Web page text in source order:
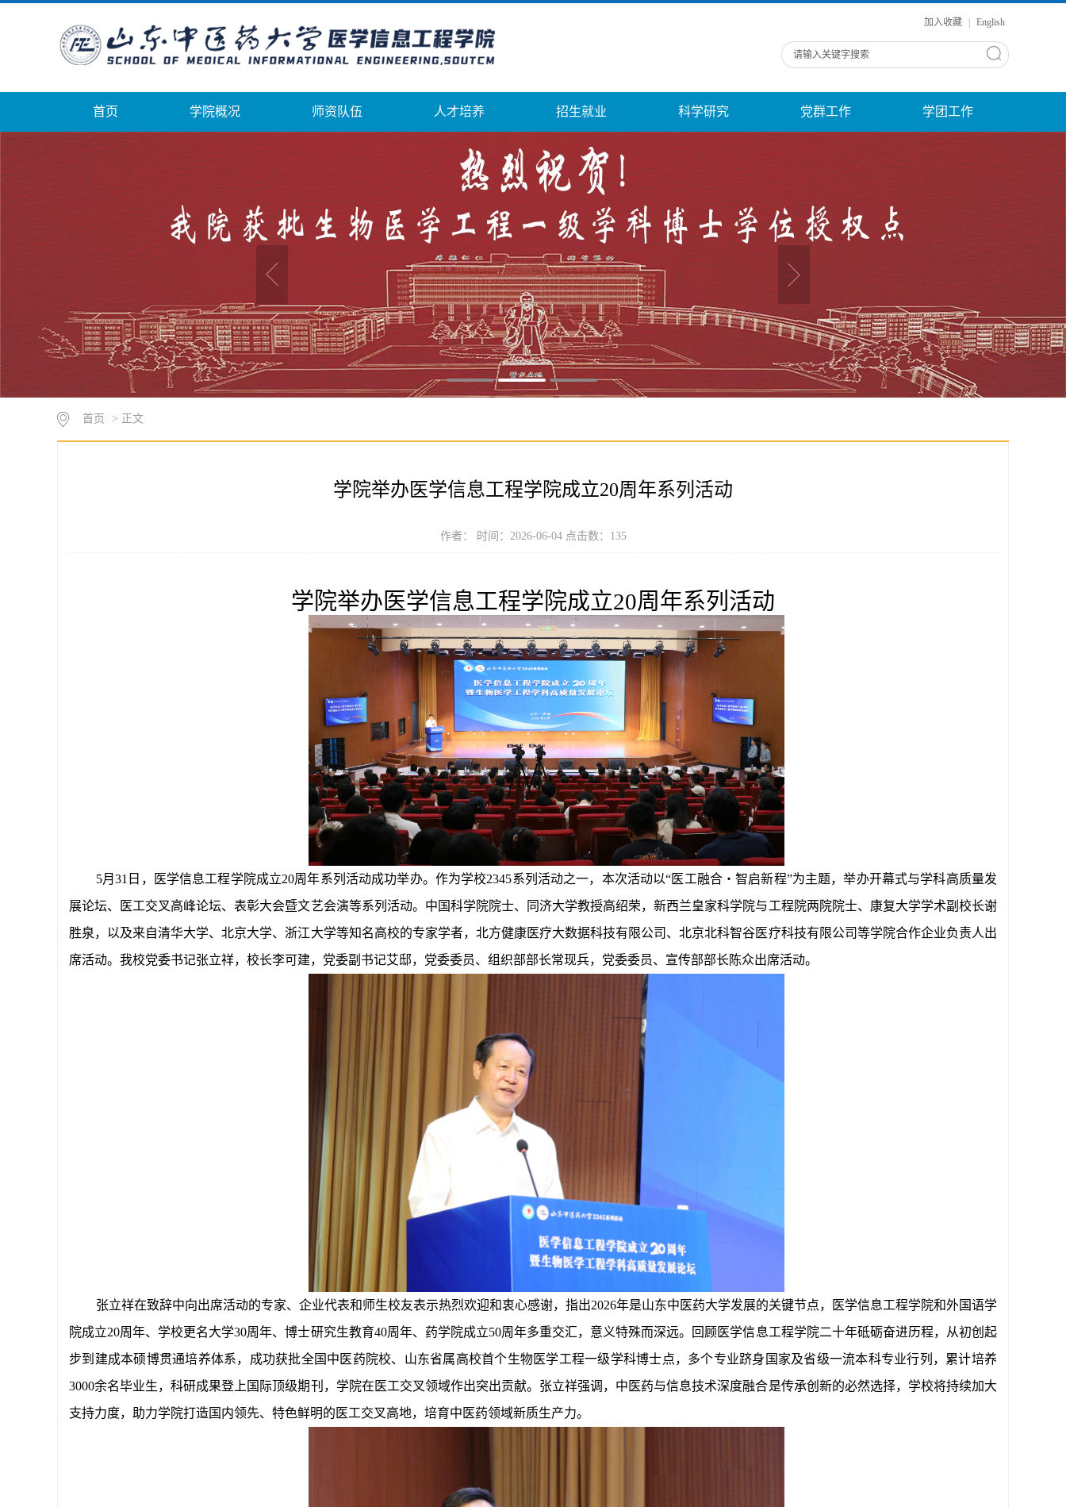
加入收藏 English
首页 学院概况 师资队伍 人才培养 招生就业 科学研究 党群工作 学团工作
首页 > 正文
学院举办医学信息工程学院成立20周年系列活动
作者： 时间：2026-06-04 点击数： 135
学院举办医学信息工程学院成立20周年系列活动
5月31日，医学信息工程学院成立20周年系列活动成功举办。作为学校2345系列活动之一，本次活动以“医工融合・智启新程”为主题，举办开幕式与学科高质量发
展论坛、医工交叉高峰论坛、表彰大会暨文艺会演等系列活动。中国科学院院士、同济大学教授高绍荣，新西兰皇家科学院与工程院两院院士、康复大学学术副校长谢
胜泉，以及来自清华大学、北京大学、浙江大学等知名高校的专家学者，北方健康医疗大数据科技有限公司、北京北科智谷医疗科技有限公司等学院合作企业负责人出
席活动。我校党委书记张立祥，校长李可建，党委副书记艾邸，党委委员、组织部部长常现兵，党委委员、宣传部部长陈众出席活动。
张立祥在致辞中向出席活动的专家、企业代表和师生校友表示热烈欢迎和衷心感谢， 指出2026年是山东中医药大学发展的关键节点，医学信息工程学院和外国语学
院成立20周年、学校更名大学30周年、博士研究生教育40周年、药学院成立50周年多重交汇，意义特殊而深远。回顾 医学信息工程学院二十年砥砺奋进历程，从初创起
步到建成本硕博贯通培养体系，成功获批全国中医药院校、山东省属高校首个生物医学工程一级学科博士点，多个专业跻身国家及省级一流本科专业行列，累计培养
3000余名毕业生，科研成果登上国际顶级期刊，学院在医工交叉领域作出突出贡献。张立祥强调，中医药与信息技术深度融合是传承创新的必然选择，学校将持续加大
支持力度，助力学院打造国内领先、特色鲜明的医工交叉高地，培育中医药领域新质生产力。